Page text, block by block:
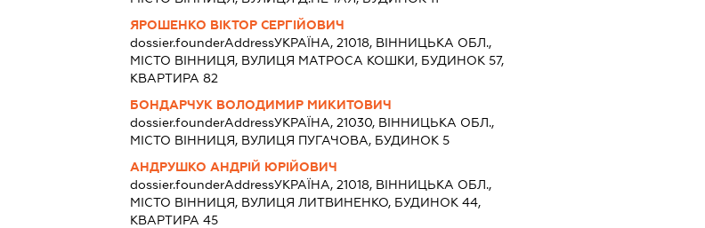
ЯРОШЕНКО ВІКТОР СЕРГІЙОВИЧ
dossier.founderAddressУКРАЇНА, 21018, ВІННИЦЬКА ОБЛ.,
МІСТО ВІННИЦЯ, ВУЛИЦЯ МАТРОСА КОШКИ, БУДИНОК 57,
КВАРТИРА 82
БОНДАРЧУК ВОЛОДИМИР МИКИТОВИЧ
dossier.founderAddressУКРАЇНА, 21030, ВІННИЦЬКА ОБЛ.,
МІСТО ВІННИЦЯ, ВУЛИЦЯ ПУГАЧОВА, БУДИНОК 5
АНДРУШКО АНДРІЙ ЮРІЙОВИЧ
dossier.founderAddressУКРАЇНА, 21018, ВІННИЦЬКА ОБЛ.,
МІСТО ВІННИЦЯ, ВУЛИЦЯ ЛИТВИНЕНКО, БУДИНОК 44,
КВАРТИРА 45